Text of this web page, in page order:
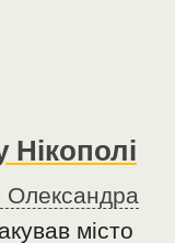
Нікополі
Олександра
місто